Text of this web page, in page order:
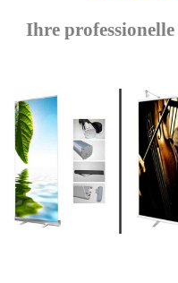
Ihre professionelle